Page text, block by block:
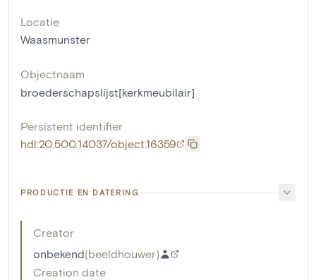
Locatie
Waasmunster
Objectnaam
broederschapslijst[kerkmeubilair]
Persistent identifier
hdl:20.500.14037/object.16359
PRODUCTIE EN DATERING
Creator
onbekend(beeldhouwer)
Creation date